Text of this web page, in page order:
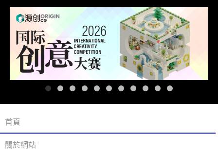
首頁
關於網站